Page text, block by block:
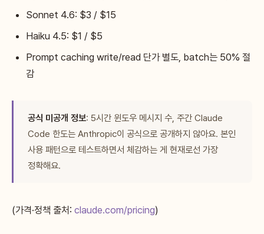
Sonnet 4.6: $3 / $15
Haiku 4.5: $1 / $5
Prompt caching write/read 단가 별도, batch는 50% 절
감
공식 미공개 정보: 5시간 윈도우 메시지 수, 주간 Claude
Code 한도는 Anthropic이 공식으로 공개하지 않아요. 본인
사용 패턴으로 테스트하면서 체감하는 게 현재로선 가장
정확해요.
(가격·정책 출처: claude.com/pricing)